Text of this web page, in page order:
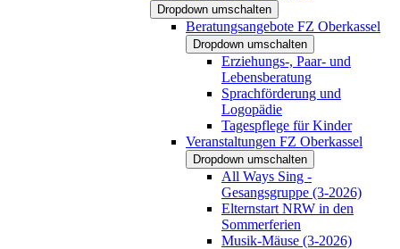
Dropdown umschalten
Beratungsangebote FZ Oberkassel
Dropdown umschalten
Erziehungs-, Paar- und
Lebensberatung
Sprachförderung und
Logopädie
Tagespflege für Kinder
Veranstaltungen FZ Oberkassel
Dropdown umschalten
All Ways Sing -
Gesangsgruppe (3-2026)
Elternstart NRW in den
Sommerferien
Musik-Mäuse (3-2026)